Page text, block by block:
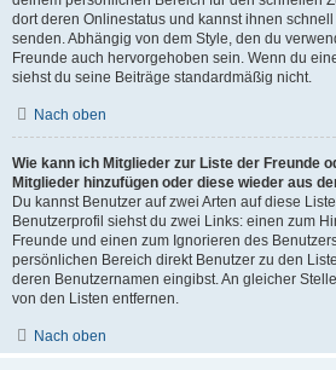
dort deren Onlinestatus und kannst ihnen
senden. Abhängig von dem Style, den du
Freunde auch hervorgehoben sein. Wenn du
siehst du seine Beiträge standardmäßig nicht.
Nach oben
Wie kann ich Mitglieder zur Liste der Freunde
Mitglieder hinzufügen oder diese wieder aus
Du kannst Benutzer auf zwei Arten auf diese
Benutzerprofil siehst du zwei Links: einen zum
Freunde und einen zum Ignorieren des
persönlichen Bereich direkt Benutzer zu den
deren Benutzernamen eingibst. An gleicher
von den Listen entfernen.
Nach oben